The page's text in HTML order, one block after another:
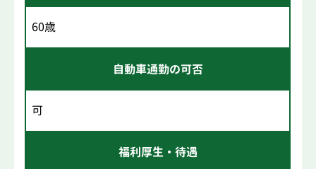
60歳
自動車通勤の可否
可
福利厚生・待遇